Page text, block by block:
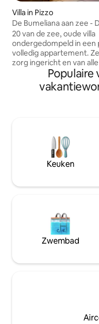
Villa in Pizzo
De Bumeliana aan zee -
20 van de zee, oude villa
ondergedompeld in een
volledig appartement.
zorg ingericht en van
voorzien, zeer grote en
zeer hoge plafonds.
toegankelijke
eetkamer, groot terras
zee, airconditioning.
heerlijk strand met bar,
restaurant, parasols. 15
Boarding 3 km
Populaire
Keuken
Zwembad